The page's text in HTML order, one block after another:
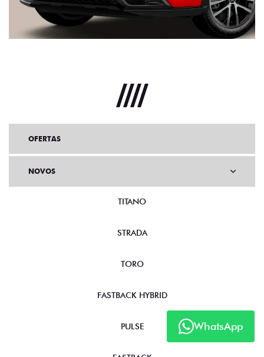
WhatsApp
OFERTAS
NOVOS
TITANO
STRADA
TORO
FASTBACK HYBRID
PULSE